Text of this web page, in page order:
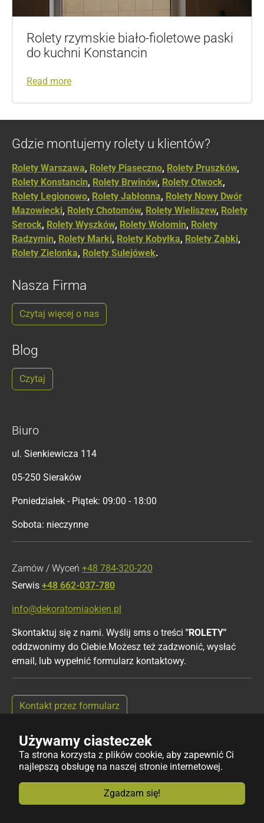
Używamy ciasteczek
Ta strona korzysta z plików cookie, aby zapewnić Ci
najlepszą obsługę na naszej stronie internetowej.
Zgadzam się!
Rolety rzymskie biało-fioletowe paski
do kuchni Konstancin
Read more
Gdzie montujemy rolety u klientów?
Rolety Warszawa, Rolety Piaseczno, Rolety Pruszków,
Rolety Konstancin, Rolety Brwinów, Rolety Otwock,
Rolety Legionowo, Rolety Jabłonna, Rolety Nowy Dwór
Mazowiecki, Rolety Chotomów, Rolety Wieliszew, Rolety
Serock, Rolety Wyszków, Rolety Wołomin, Rolety
Radzymin, Rolety Marki, Rolety Kobyłka, Rolety Ząbki,
Rolety Zielonka, Rolety Sulejówek.
Nasza Firma
Czytaj więcej o nas
Blog
Czytaj
Biuro
ul. Sienkiewicza 114
05-250 Sieraków
Poniedziałek - Piątek: 09:00 - 18:00
Sobota: nieczynne
Zamów / Wyceń +48 784-320-220
Serwis +48 662-037-780
info@dekoratorniaokien.pl
Skontaktuj się z nami. Wyślij sms o treści "ROLETY"
oddzwonimy do Ciebie.Możesz też zadzwonić, wysłać
email, lub wypełnić formularz kontaktowy.
Kontakt przez formularz
Copyright © 2025 dekoratorniaokien.pl | Wszystkie prawa
zastrzeżone